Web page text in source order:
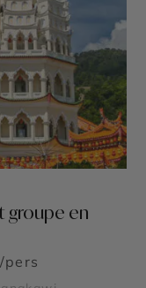
groupe en
/pers